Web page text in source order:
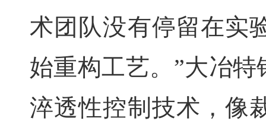
术团队没有停留在实
始重构工艺。”大冶
淬透性控制技术，像